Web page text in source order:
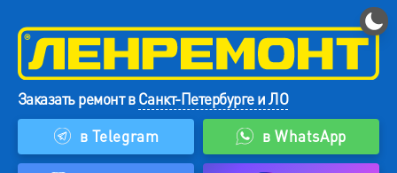
Заказать ремонт вСанкт-Петербурге и ЛО
в Telegram
в WhatsApp